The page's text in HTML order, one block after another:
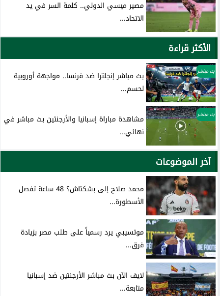
مصير ميسي الدولي.. كلمة السر في يد
الاتحاد...
الأكثر قراءة
بث مباشر
بث مباشر إنجلترا ضد فرنسا.. مواجهة أوروبية
لحسم...
بث مباشر
مشاهدة مباراة إسبانيا والأرجنتين بث مباشر في
نهائي...
آخر الموضوعات
محمد صلاح إلى بشكتاش؟ 48 ساعة تفصل
الأسطورة...
موتسيبي يرد رسمياً على طلب مصر بزيادة
فرق...
لايف الآن بث مباشر الأرجنتين ضد إسبانيا
متابعة...